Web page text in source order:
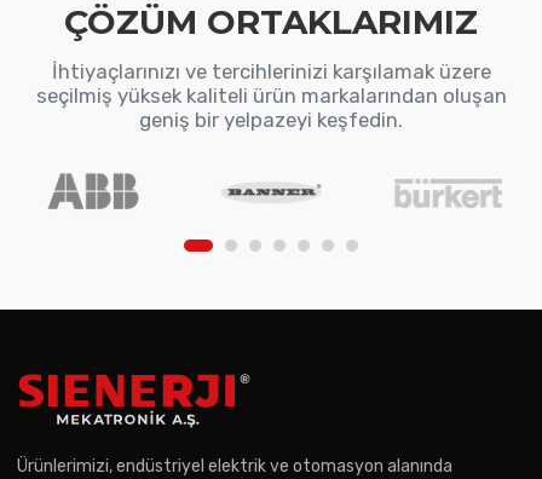
ÇÖZÜM ORTAKLARIMIZ
İhtiyaçlarınızı ve tercihlerinizi karşılamak üzere
seçilmiş yüksek kaliteli ürün markalarından oluşan
geniş bir yelpazeyi keşfedin.
Ürünlerimizi, endüstriyel elektrik ve otomasyon alanında